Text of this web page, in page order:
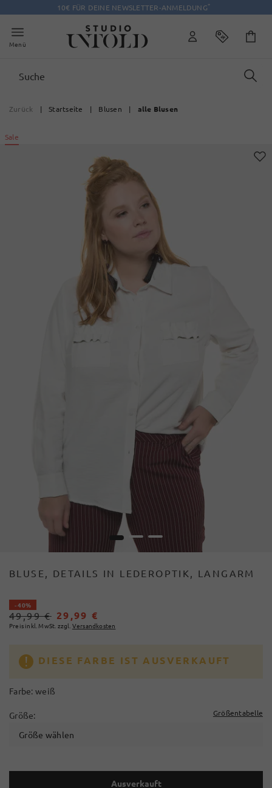
10€ FÜR DEINE NEWSLETTER-ANMELDUNG*
Menü
Zurück | Startseite | Blusen | alle Blusen
Sale
1 2 3
BLUSE, DETAILS IN LEDEROPTIK, LANGARM
- 40%
49,99 € 29,99 €
Preis inkl. MwSt. zzgl. Versandkosten
DIESE FARBE IST AUSVERKAUFT
Farbe: weiß
Größe: Größentabelle
Größe wählen
Ausverkauft